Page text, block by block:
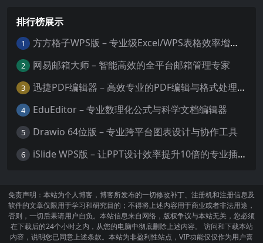
排行榜展示
1 方方格子WPS版 – 专业级Excel/WPS表格效率增强插件
2 网易邮箱大师 – 智能高效的全平台邮箱管理专家
3 迅捷PDF编辑器 – 高效专业的PDF编辑与格式处理工具
4 EduEditor – 专业数理化公式与科学文档编辑器
5 Drawio 64位版 – 专业跨平台图表设计与协作工具
6 iSlide WPS版 – 让PPT设计效率提升10倍的专业插件
免责声明：本站为个人博客，博客所发布的一切修改补丁、注册机和注册信息及
软件的文章仅限用于学习和研究目的；不得将上述内容用于商业或者非法用途，
否则，一切后果请用户自负。本站信息来自网络，版权争议与本站无关，您必须
在下载后的24个小时之内，从您的电脑中彻底删除上述内容。 访问和下载本站
内容，说明您已同意上述条款。本站为非盈利性站点，VIP功能仅仅作为用户喜